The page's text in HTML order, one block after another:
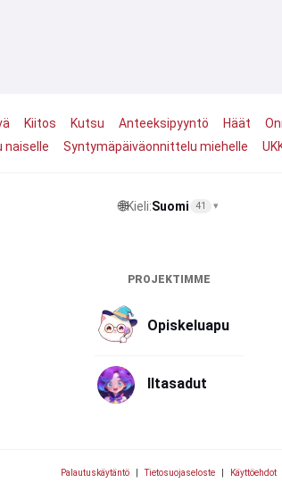
Kiitos Kutsu Anteeksipyyntö Häät
naiselle Syntymäpäiväonnittelu miehelle
🌐Kieli:Suomi 41 ▾
PROJEKTIMME
Opiskeluapu
Iltasadut
Palautuskäytäntö Tietosuojaseloste Käyttöehdot